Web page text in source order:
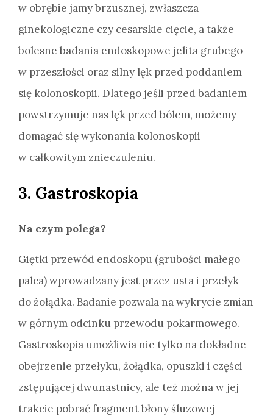
w obrębie jamy brzusznej, zwłaszcza
ginekologiczne czy cesarskie cięcie, a także
bolesne badania endoskopowe jelita grubego
w przeszłości oraz silny lęk przed poddaniem
się kolonoskopii. Dlatego jeśli przed badaniem
powstrzymuje nas lęk przed bólem, możemy
domagać się wykonania kolonoskopii
w całkowitym znieczuleniu.
3. Gastroskopia
Na czym polega?
Giętki przewód endoskopu (grubości małego
palca) wprowadzany jest przez usta i przełyk
do żołądka. Badanie pozwala na wykrycie zmian
w górnym odcinku przewodu pokarmowego.
Gastroskopia umożliwia nie tylko na dokładne
obejrzenie przełyku, żołądka, opuszki i części
zstępującej dwunastnicy, ale też można w jej
trakcie pobrać fragment błony śluzowej